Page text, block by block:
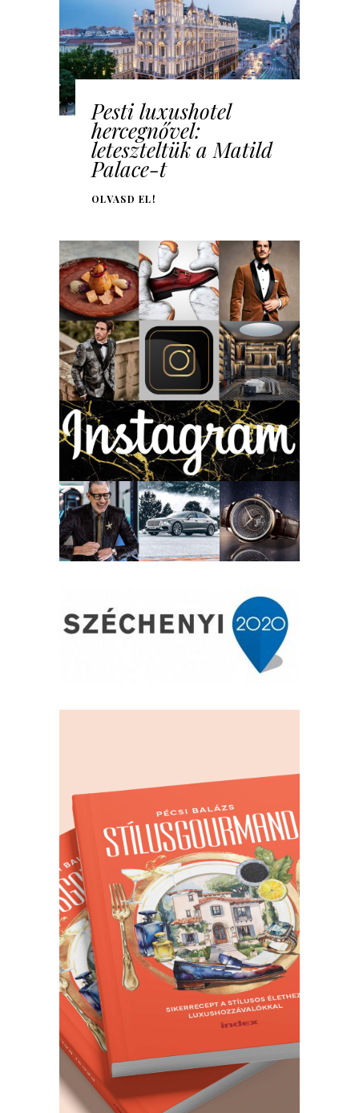
Pesti luxushotel
hercegnővel:
leteszteltük a Matild
Palace-t
OLVASD EL!